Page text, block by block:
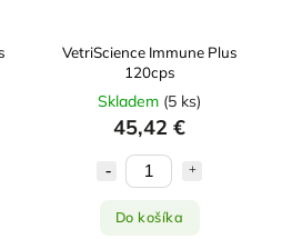
VetriScience Immune Plus
120cps
Skladem (5 ks)
45,42 €
Do košíka